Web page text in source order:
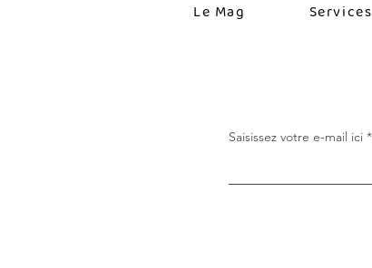
Le Mag Services
Saisissez votre e-mail ici